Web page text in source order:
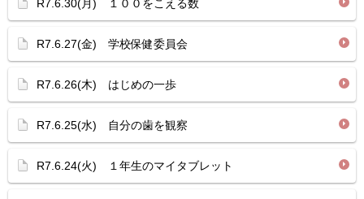
R7.6.30(月) １００をこえる数
R7.6.27(金) 学校保健委員会
R7.6.26(木) はじめの一歩
R7.6.25(水) 自分の歯を観察
R7.6.24(火) １年生のマイタブレット